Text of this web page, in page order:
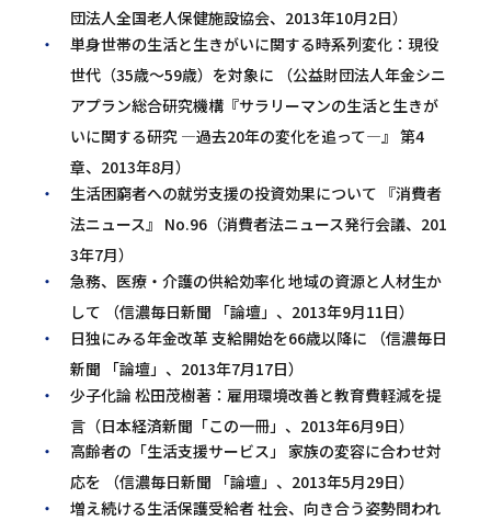
団法人全国老人保健施設協会、2013年10月2日）
単身世帯の生活と生きがいに関する時系列変化：現役
世代（35歳～59歳）を対象に （公益財団法人年金シニ
アプラン総合研究機構『サラリーマンの生活と生きが
いに関する研究 ―過去20年の変化を追って―』 第4
章、2013年8月）
生活困窮者への就労支援の投資効果について 『消費者
法ニュース』 No.96（消費者法ニュース発行会議、201
3年7月）
急務、医療・介護の供給効率化 地域の資源と人材生か
して （信濃毎日新聞 「論壇」、2013年9月11日）
日独にみる年金改革 支給開始を66歳以降に （信濃毎日
新聞 「論壇」、2013年7月17日）
少子化論 松田茂樹著：雇用環境改善と教育費軽減を提
言（日本経済新聞「この一冊」、2013年6月9日）
高齢者の「生活支援サービス」 家族の変容に合わせ対
応を （信濃毎日新聞 「論壇」、2013年5月29日）
増え続ける生活保護受給者 社会、向き合う姿勢問われ